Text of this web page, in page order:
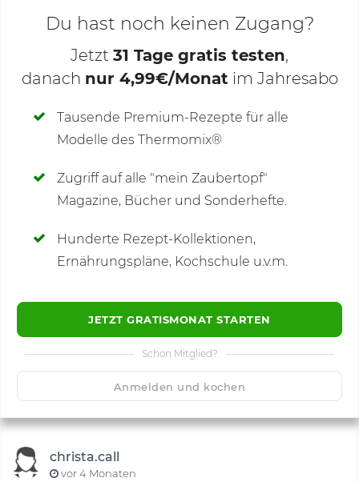
Deine Notizen
Du hast noch keinen Zugang?
Jetzt 31 Tage gratis testen,
danach nur 4,99€/Monat im Jahresabo
Tausende Premium-Rezepte für alle
Modelle des Thermomix®
Zugriff auf alle "mein Zaubertopf"
Magazine, Bücher und Sonderhefte.
Hunderte Rezept-Kollektionen,
Ernährungspläne, Kochschule u.v.m.
JETZT GRATISMONAT STARTEN
Schon Mitglied?
Anmelden und kochen
Kommentare(6)
🙂 Speichern
christa.call
vor 4 Monaten